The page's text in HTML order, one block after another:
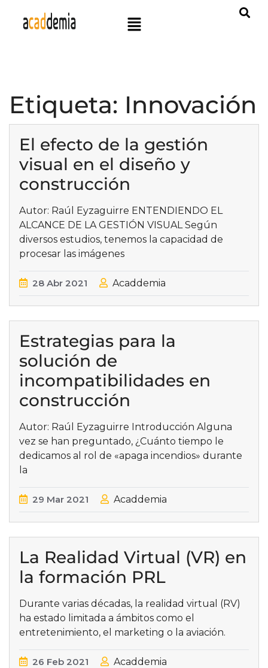
Etiqueta: Innovación
El efecto de la gestión
visual en el diseño y
construcción
Autor: Raúl Eyzaguirre ENTENDIENDO EL
ALCANCE DE LA GESTIÓN VISUAL Según
diversos estudios, tenemos la capacidad de
procesar las imágenes
28 Abr 2021 Acaddemia
Estrategias para la
solución de
incompatibilidades en
construcción
Autor: Raúl Eyzaguirre Introducción Alguna
vez se han preguntado, ¿Cuánto tiempo le
dedicamos al rol de «apaga incendios» durante
la
29 Mar 2021 Acaddemia
La Realidad Virtual (VR) en
la formación PRL
Durante varias décadas, la realidad virtual (RV)
ha estado limitada a ámbitos como el
entretenimiento, el marketing o la aviación.
26 Feb 2021 Acaddemia